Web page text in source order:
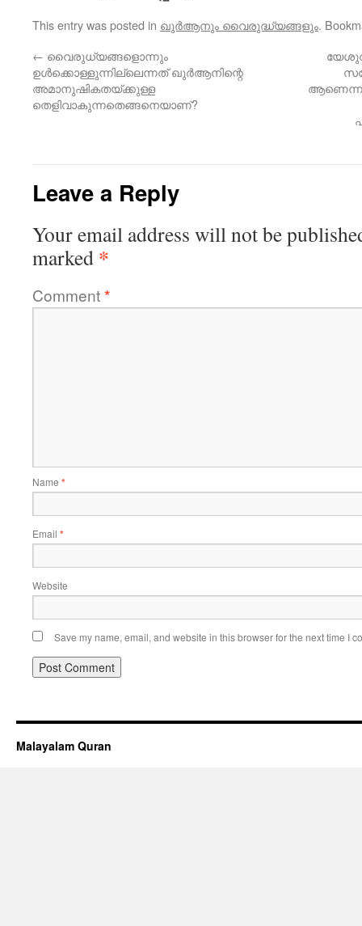
This entry was posted in ഖുര്‍ആനും വൈരുദ്ധ്യങ്ങളും.
← വൈരുധ്യങ്ങളൊന്നും
ഉള്‍ക്കൊള്ളുന്നില്ലെന്നത് ഖുര്‍ആനിന്റെ
അമാനുഷികതയ്ക്കുള്ള
തെളിവാകുന്നതെങ്ങനെയാണ്?
ആണെന്ന്
Leave a Reply
Your email address will not be
marked *
Comment*
Name *
Email *
Website
Save my name, email, and website in this browser for the next time I
Malayalam Quran